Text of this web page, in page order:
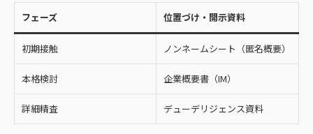
フェーズ 位置づけ・開示資料
初期接触 ノンネームシート（匿名概要）
本格検討 企業概要書（IM）
詳細精査 デューデリジェンス資料